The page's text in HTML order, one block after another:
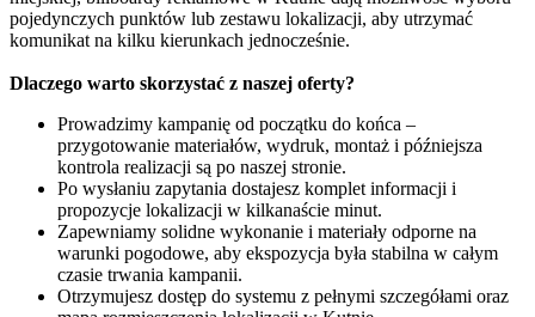
pojedynczych punktów lub zestawu lokalizacji, aby utrzymać
komunikat na kilku kierunkach jednocześnie.
Dlaczego warto skorzystać z naszej oferty?
Prowadzimy kampanię od początku do końca –
przygotowanie materiałów, wydruk, montaż i późniejsza
kontrola realizacji są po naszej stronie.
Po wysłaniu zapytania dostajesz komplet informacji i
propozycje lokalizacji w kilkanaście minut.
Zapewniamy solidne wykonanie i materiały odporne na
warunki pogodowe, aby ekspozycja była stabilna w całym
czasie trwania kampanii.
Otrzymujesz dostęp do systemu z pełnymi szczegółami oraz